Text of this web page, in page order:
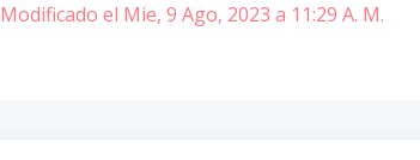
Modificado el Mie, 9 Ago, 2023 a 11:29 A. M.